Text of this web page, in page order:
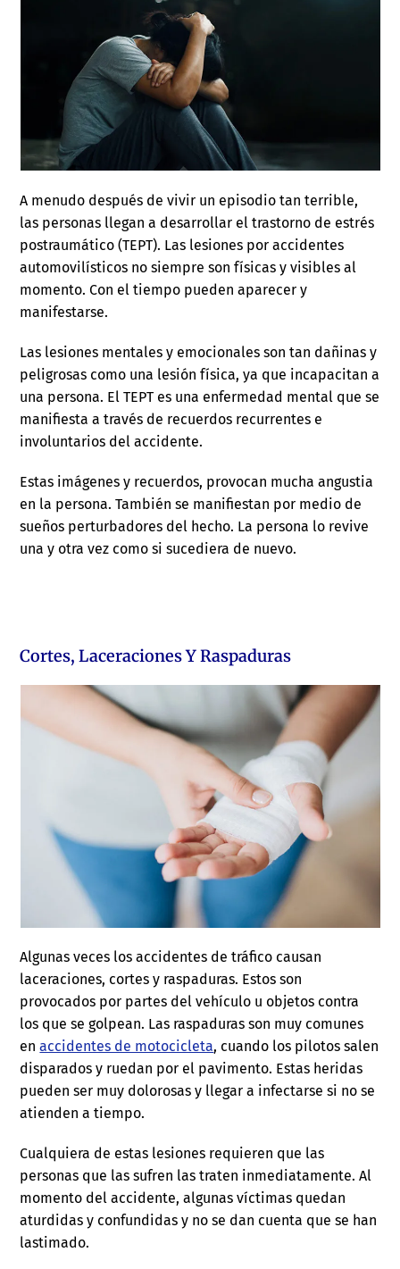
A menudo después de vivir un episodio tan terrible,
las personas llegan a desarrollar el trastorno de estrés
postraumático (TEPT). Las lesiones por accidentes
automovilísticos no siempre son físicas y visibles al
momento. Con el tiempo pueden aparecer y
manifestarse.
Las lesiones mentales y emocionales son tan dañinas y
peligrosas como una lesión física, ya que incapacitan a
una persona. El TEPT es una enfermedad mental que se
manifiesta a través de recuerdos recurrentes e
involuntarios del accidente.
Estas imágenes y recuerdos, provocan mucha angustia
en la persona. También se manifiestan por medio de
sueños perturbadores del hecho. La persona lo revive
una y otra vez como si sucediera de nuevo.
Cortes, Laceraciones Y Raspaduras
Algunas veces los accidentes de tráfico causan
laceraciones, cortes y raspaduras. Estos son
provocados por partes del vehículo u objetos contra
los que se golpean. Las raspaduras son muy comunes
enaccidentes de motocicleta, cuando los pilotos salen
disparados y ruedan por el pavimento. Estas heridas
pueden ser muy dolorosas y llegar a infectarse si no se
atienden a tiempo.
Cualquiera de estas lesiones requieren que las
personas que las sufren las traten inmediatamente. Al
momento del accidente, algunas víctimas quedan
aturdidas y confundidas y no se dan cuenta que se han
lastimado.